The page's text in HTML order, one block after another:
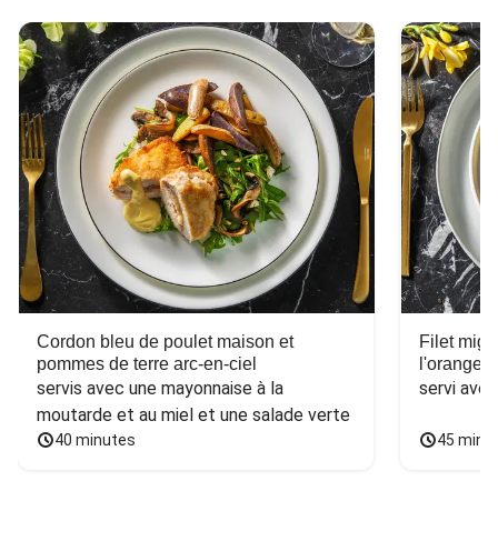
Cordon bleu de poulet maison et
pommes de terre arc-en-ciel
servis avec une mayonnaise à la
moutarde et au miel et une salade verte
40 minutes
Filet
l'orange
servi
45